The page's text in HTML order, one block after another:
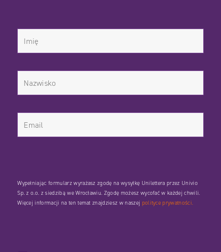
Wypełniając formularz wyrażasz zgodę na wysyłkę Unilettera przez Univio
Sp. z o.o. z siedzibą we Wrocławiu. Zgodę możesz wycofać w każdej chwili.
Więcej informacji na ten temat znajdziesz w naszej polityce prywatności.